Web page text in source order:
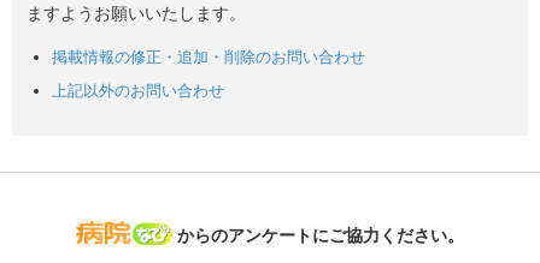
ますようお願いいたします。
掲載情報の修正・追加・削除のお問い合わせ
上記以外のお問い合わせ
病院なび
からのアンケートにご協力ください。